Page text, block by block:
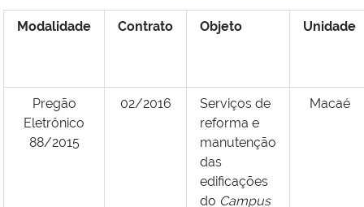
Modalidade Contrato Objeto Unidade
Pregão
Eletrônico
88/2015
02/2016
Serviços de
reforma e
manutenção
das
edificações
do Campus
Macaé